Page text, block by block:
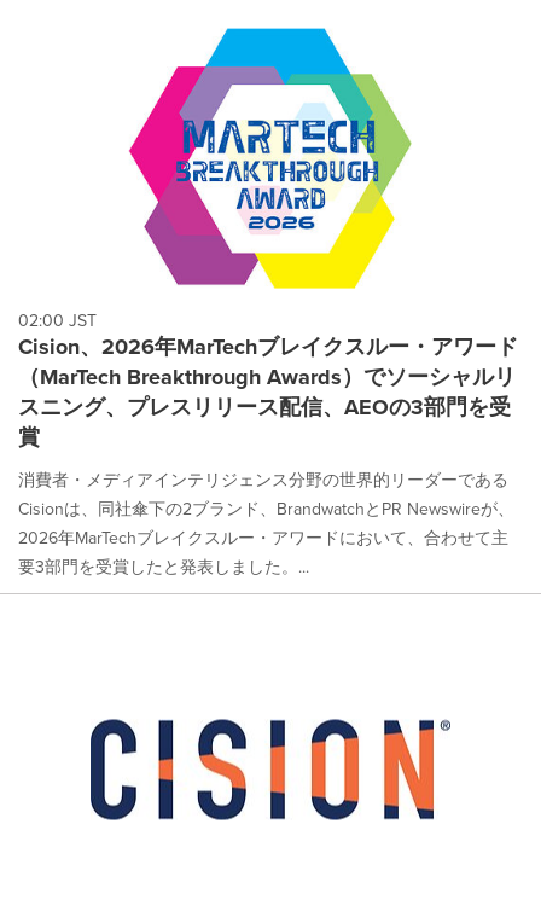
02:00 JST
Cision、2026年MarTechブレイクスルー・アワード
（MarTech Breakthrough Awards）でソーシャルリ
スニング、プレスリリース配信、AEOの3部門を受
賞
消費者・メディアインテリジェンス分野の世界的リーダーである
Cisionは、同社傘下の2ブランド、BrandwatchとPR Newswireが、
2026年MarTechブレイクスルー・アワードにおいて、合わせて主
要3部門を受賞したと発表しました。...